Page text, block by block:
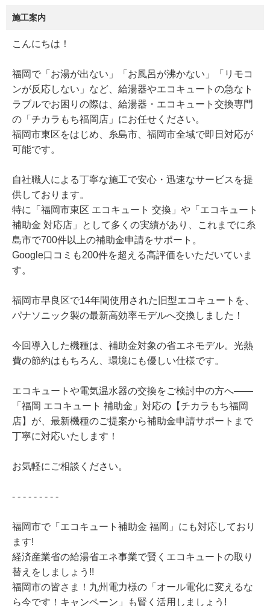
施工案内
こんにちは！
福岡で「お湯が出ない」「お風呂が沸かない」「リモコ
ンが反応しない」など、給湯器やエコキュートの急なト
ラブルでお困りの際は、給湯器・エコキュート交換専門
の「チカラもち福岡店」にお任せください。
福岡市東区をはじめ、糸島市、福岡市全域で即日対応が
可能です。
自社職人による丁寧な施工で安心・迅速なサービスを提
供しております。
特に「福岡市東区 エコキュート 交換」や「エコキュート
補助金 対応店」として多くの実績があり、これまでに糸
島市で700件以上の補助金申請をサポート。
Google口コミも200件を超える高評価をいただいていま
す。
福岡市早良区で14年間使用された旧型エコキュートを、
パナソニック製の最新高効率モデルへ交換しました！
今回導入した機種は、補助金対象の省エネモデル。光熱
費の節約はもちろん、環境にも優しい仕様です。
エコキュートや電気温水器の交換をご検討中の方へ――
「福岡 エコキュート 補助金」対応の【チカラもち福岡
店】が、最新機種のご提案から補助金申請サポートまで
丁寧に対応いたします！
お気軽にご相談ください。
- - - - - - - - -
福岡市で「エコキュート補助金 福岡」にも対応しており
ます!
経済産業省の給湯省エネ事業で賢くエコキュートの取り
替えをしましょう!!
福岡市の皆さま！九州電力様の「オール電化に変えるな
ら今です！キャンペーン」も賢く活用しましょう!